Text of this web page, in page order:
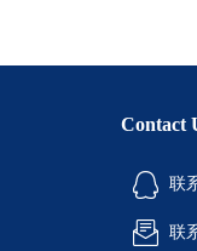
Contact
联
联